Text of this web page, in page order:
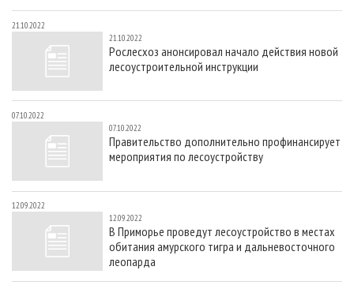
21.10.2022
21.10.2022
Рослесхоз анонсировал начало действия новой
лесоустроительной инструкции
07.10.2022
07.10.2022
Правительство дополнительно профинансирует
мероприятия по лесоустройству
12.09.2022
12.09.2022
В Приморье проведут лесоустройство в местах
обитания амурского тигра и дальневосточного
леопарда